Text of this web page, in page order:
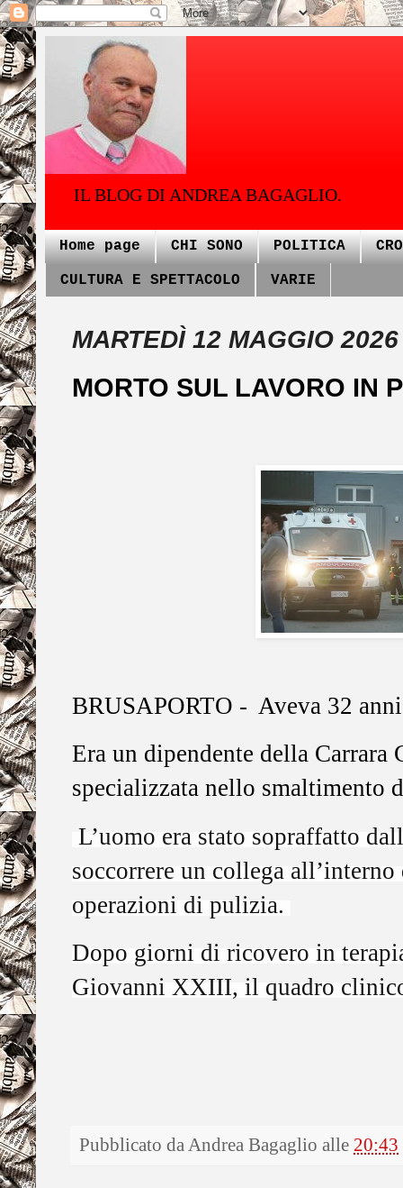
IL BLOG DI ANDREA BAGAGLIO.
Home page CHI SONO POLITICA
CULTURA E SPETTACOLO VARIE
MARTEDÌ 12 MAGGIO 2026
MORTO SUL LAVORO IN
BRUSAPORTO - Aveva 32
Era un dipendente della Carrara
specializzata nello smaltimento
L’uomo era stato sopraffatto
soccorrere un collega
operazioni di pulizia.
Dopo giorni di ricovero in
Giovanni XXIII, il quadro
Pubblicato da Andrea Bagaglio alle 20:43